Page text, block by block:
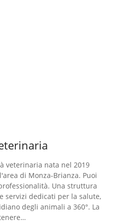
veterinaria nata nel 2019
di Monza-Brianza. Puoi
Una struttura
servizi dedicati per la salute,
degli animali a 360°. La